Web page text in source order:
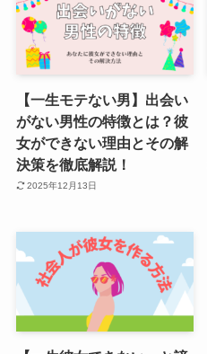
【一生モテない男】出会い
がない男性の特徴とは？彼
女ができない理由とその解
決策を徹底解説！
2025年12月13日